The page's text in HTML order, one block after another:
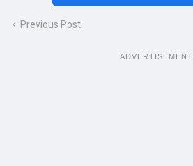
Previous Post
ADVERTISEMENT